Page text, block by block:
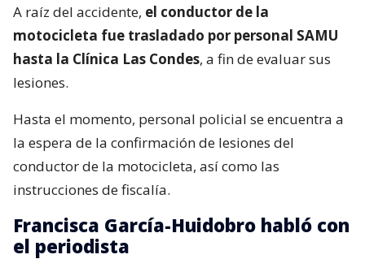
A raíz del accidente, el conductor de la
motocicleta fue trasladado por personal SAMU
hasta la Clínica Las Condes, a fin de evaluar sus
lesiones.
Hasta el momento, personal policial se encuentra a
la espera de la confirmación de lesiones del
conductor de la motocicleta, así como las
instrucciones de fiscalía.
Francisca García-Huidobro habló con
el periodista